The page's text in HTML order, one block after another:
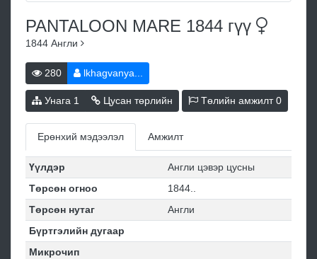
PANTALOON MARE 1844 гүү
1844 Англи
280 lkhagvanya...
Унага 1 Цусан төрлийн Төлийн амжилт0
Ерөнхий мэдээлэл Амжилт
Үүлдэр
Англи цэвэр цусны
Төрсөн огноо
1844..
Төрсөн нутаг
Англи
Бүртгэлийн дугаар
Микрочип